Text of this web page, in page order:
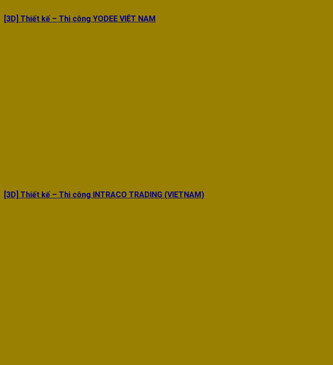
[3D] Thiết kế – Thi công YODEE VIỆT NAM
[3D] Thiết kế – Thi công INTRACO TRADING (VIETNAM)